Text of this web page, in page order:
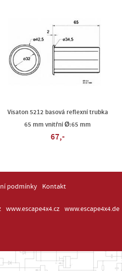
Visaton 5212 basová reflexní trubka
65 mm vnitřní Ø:65 mm
67,-
podmínky Kontakt
www.escape4x4.cz www.escape4x4.de